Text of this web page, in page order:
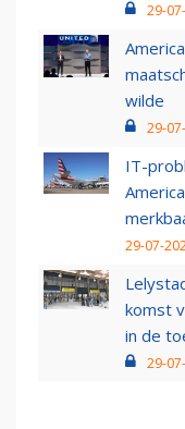
29-
wilde
29-
IT-
29-07-
komst
in de
29-